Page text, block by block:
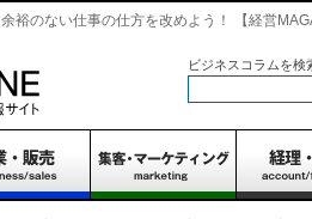
裕のない仕事の仕方を改めよう！ 【経営
ビジネスコラムを検